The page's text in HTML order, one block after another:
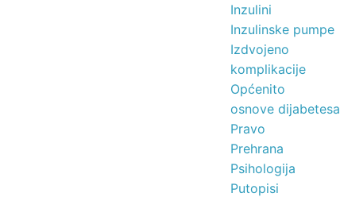
Inzulini
Inzulinske pumpe
Izdvojeno
komplikacije
Općenito
osnove dijabetesa
Pravo
Prehrana
Psihologija
Putopisi